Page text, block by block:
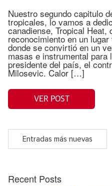
Nuestro segundo capitulo
tropicales, lo vamos a
canadiense, Tropical Heat,
reconocimiento en un
donde se convirtió en un
masas e instrumental para
presidente del país, el
Milosevic. Calor […]
VER POST
Entradas más nuevas
Recent Posts